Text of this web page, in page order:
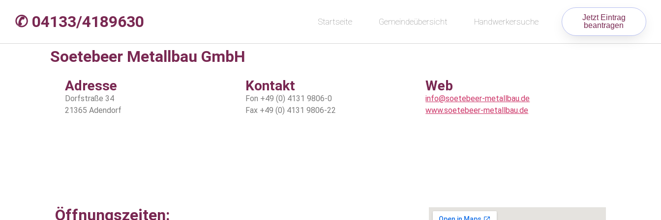
✆ 04133/4189630 Startseite Gemeindeübersicht Handwerkersuche
Jetzt Eintrag
beantragen
Soetebeer Metallbau GmbH
Adresse
Dorfstraße 34
21365 Adendorf
Kontakt
Fon +49 (0) 4131 9806-0
Fax +49 (0) 4131 9806-22
Web
info@soetebeer-metallbau.de
www.soetebeer-metallbau.de
Öffnungszeiten: